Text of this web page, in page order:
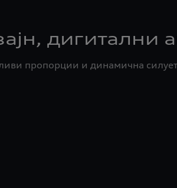
дигитални
пропорции и динамична